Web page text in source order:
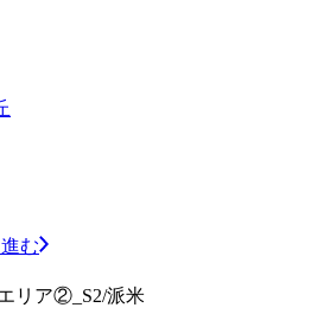
む
リア②_S2/派米